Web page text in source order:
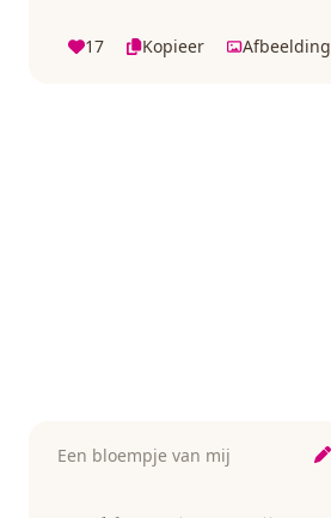
17 Kopieer Afbeelding
Een bloempje van mij